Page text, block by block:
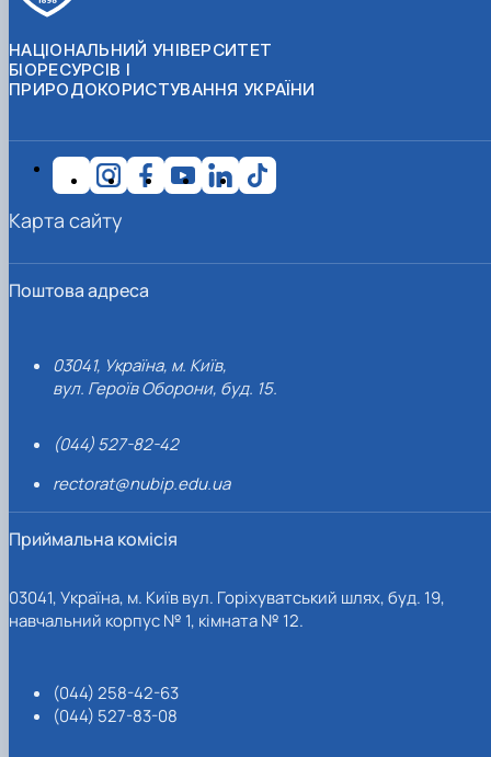
НАЦІОНАЛЬНИЙ УНІВЕРСИТЕТ
БІОРЕСУРСІВ І
ПРИРОДОКОРИСТУВАННЯ УКРАЇНИ
Поштова адреса
03041, Україна, м. Київ,
вул. Героїв Оборони, буд. 15.
(044) 527-82-42
rectorat@nubip.edu.ua
Приймальна комісія
03041, Україна, м. Київ вул. Горіхуватський шлях, буд. 19,
навчальний корпус № 1, кімната № 12.
(044) 258-42-63
(044) 527-83-08
Карта сайту